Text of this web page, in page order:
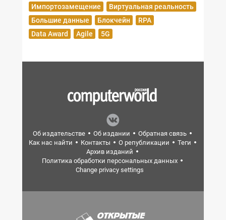
Импортозамещение
Виртуальная реальность
Большие данные
Блокчейн
RPA
Data Award
Agile 5G
Об издательстве Об издании
Обратная связь
Как нас найти
Контакты О републикации
Теги
Архив изданий
Политика обработки персональных данных
Change privacy settings